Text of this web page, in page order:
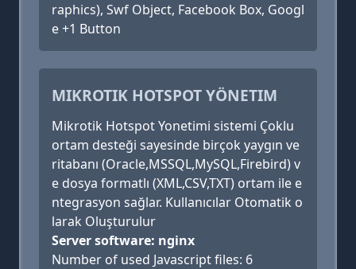
raphics), Swf Object, Facebook Box, Googl
e +1 Button
MIKROTIK HOTSPOT YÖNETIM
Mikrotik Hotspot Yonetimi sistemi Çoklu
ortam desteği sayesinde birçok yaygın ve
ritabanı (Oracle,MSSQL,MySQL,Firebird) v
e dosya formatlı (XML,CSV,TXT) ortam ile e
ntegrasyon sağlar. Kullanıcılar Otomatik o
larak Oluşturulur
Server software: nginx
Number of used Javascript files: 6